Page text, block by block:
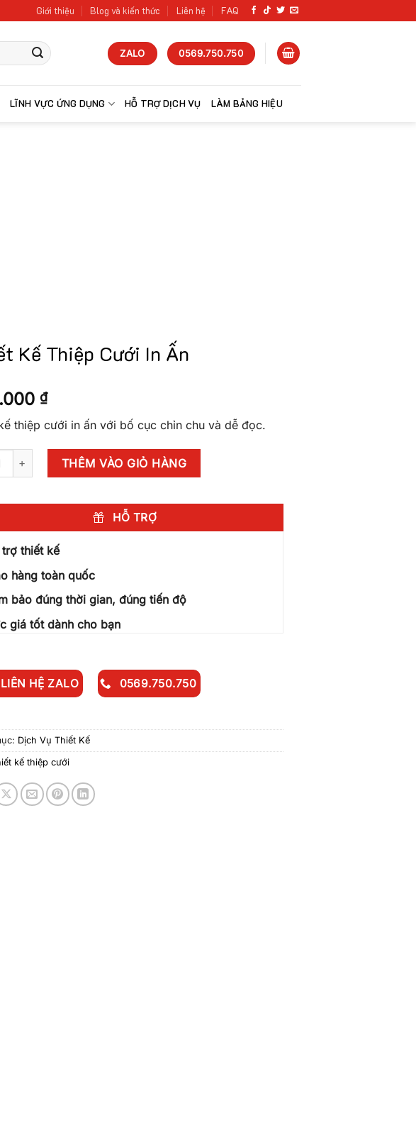
Giới thiệu Blog và kiến thức Liên hệ FAQ
ZALO 0569.750.750
LĨNH VỰC ỨNG DỤNG HỖ TRỢ DỊCH VỤ LÀM BẢNG HIỆU
Kế Thiệp Cưới In Ấn
₫
thiệp cưới in ấn với bố cục chỉn chu và dễ đọc.
Thiệp Cưới In Ấn số lượng
THÊM VÀO GIỎ HÀNG
HỖ TRỢ
thiết kế
hàng toàn quốc
bảo đúng thời gian, đúng tiến độ
giá tốt dành cho bạn
LIÊN HỆ ZALO 0569.750.750
Dịch Vụ Thiết Kế
kế thiệp cưới